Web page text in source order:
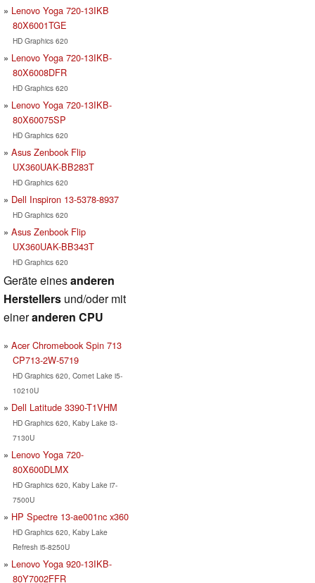
Lenovo Yoga 720-13IKB
80X6001TGE
HD Graphics 620
Lenovo Yoga 720-13IKB-
80X6008DFR
HD Graphics 620
Lenovo Yoga 720-13IKB-
80X60075SP
HD Graphics 620
Asus Zenbook Flip
UX360UAK-BB283T
HD Graphics 620
Dell Inspiron 13-5378-8937
HD Graphics 620
Asus Zenbook Flip
UX360UAK-BB343T
HD Graphics 620
Geräte einesanderen
Herstellers und/oder mit
eineranderen CPU
Acer Chromebook Spin 713
CP713-2W-5719
HD Graphics 620, Comet Lake i5-
10210U
Dell Latitude 3390-T1VHM
HD Graphics 620, Kaby Lake i3-
7130U
Lenovo Yoga 720-
80X600DLMX
HD Graphics 620, Kaby Lake i7-
7500U
HP Spectre 13-ae001nc x360
HD Graphics 620, Kaby Lake
Refresh i5-8250U
Lenovo Yoga 920-13IKB-
80Y7002FFR